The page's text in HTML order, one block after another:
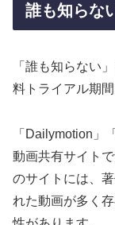
誰も知らな
「誰も知らない
料トライアル期
「Dailymotion」
動画共有サイト
のサイトには、
れた動画が多く